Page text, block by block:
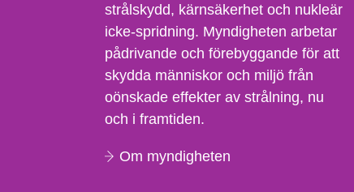
strålskydd, kärnsäkerhet och nukleär
icke-spridning. Myndigheten arbetar
pådrivande och förebyggande för att
skydda människor och miljö från
oönskade effekter av strålning, nu
och i framtiden.
Om myndigheten